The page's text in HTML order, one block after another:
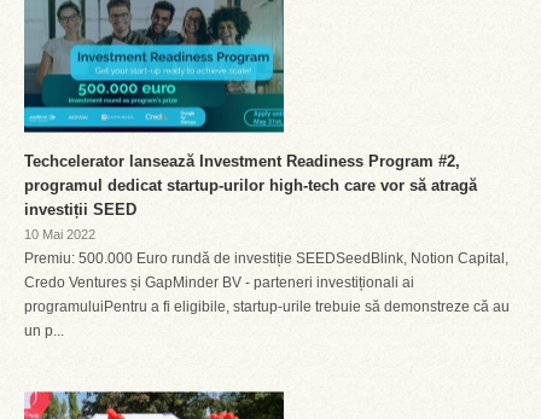
Techcelerator lansează Investment Readiness Program #2,
programul dedicat startup-urilor high-tech care vor să atragă
investiții SEED
10 Mai 2022
Premiu: 500.000 Euro rundă de investiție SEEDSeedBlink, Notion Capital,
Credo Ventures și GapMinder BV - parteneri investiționali ai
programuluiPentru a fi eligibile, startup-urile trebuie să demonstreze că au
un p...